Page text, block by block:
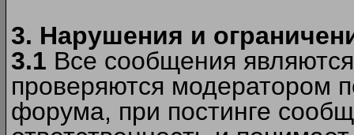
3. Нарушения и
3.1 Все сообщения
проверяются модератором
форума, при постинге